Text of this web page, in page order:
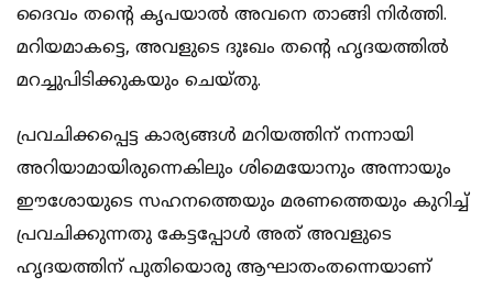
ദൈവം തന്റെ കൃപയാൽ അവനെ താങ്ങി നിർത്തി.
മറിയമാകട്ടെ, അവളുടെ ദുഃഖം തന്റെ ഹൃദയത്തിൽ
മറച്ചുപിടിക്കുകയും ചെയ്തു.
പ്രവചിക്കപ്പെട്ട കാര്യങ്ങൾ മറിയത്തിന് നന്നായി
അറിയാമായിരുന്നെകിലും ശിമെയോനും അന്നായും
ഈശോയുടെ സഹനത്തെയും മരണത്തെയും കുറിച്ച്
പ്രവചിക്കുന്നതു കേട്ടപ്പോൾ അത് അവളുടെ
ഹൃദയത്തിന് പുതിയൊരു ആഘാതംതന്നെയാണ്